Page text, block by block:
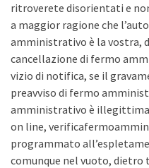
ritroverete disorientati e
a maggior ragione che
amministrativo è la vostra,
cancellazione di fermo
vizio di notifica, se il
preavviso di fermo
amministrativo è illegittima
on line,
programmato
comunque nel vuoto, dietro